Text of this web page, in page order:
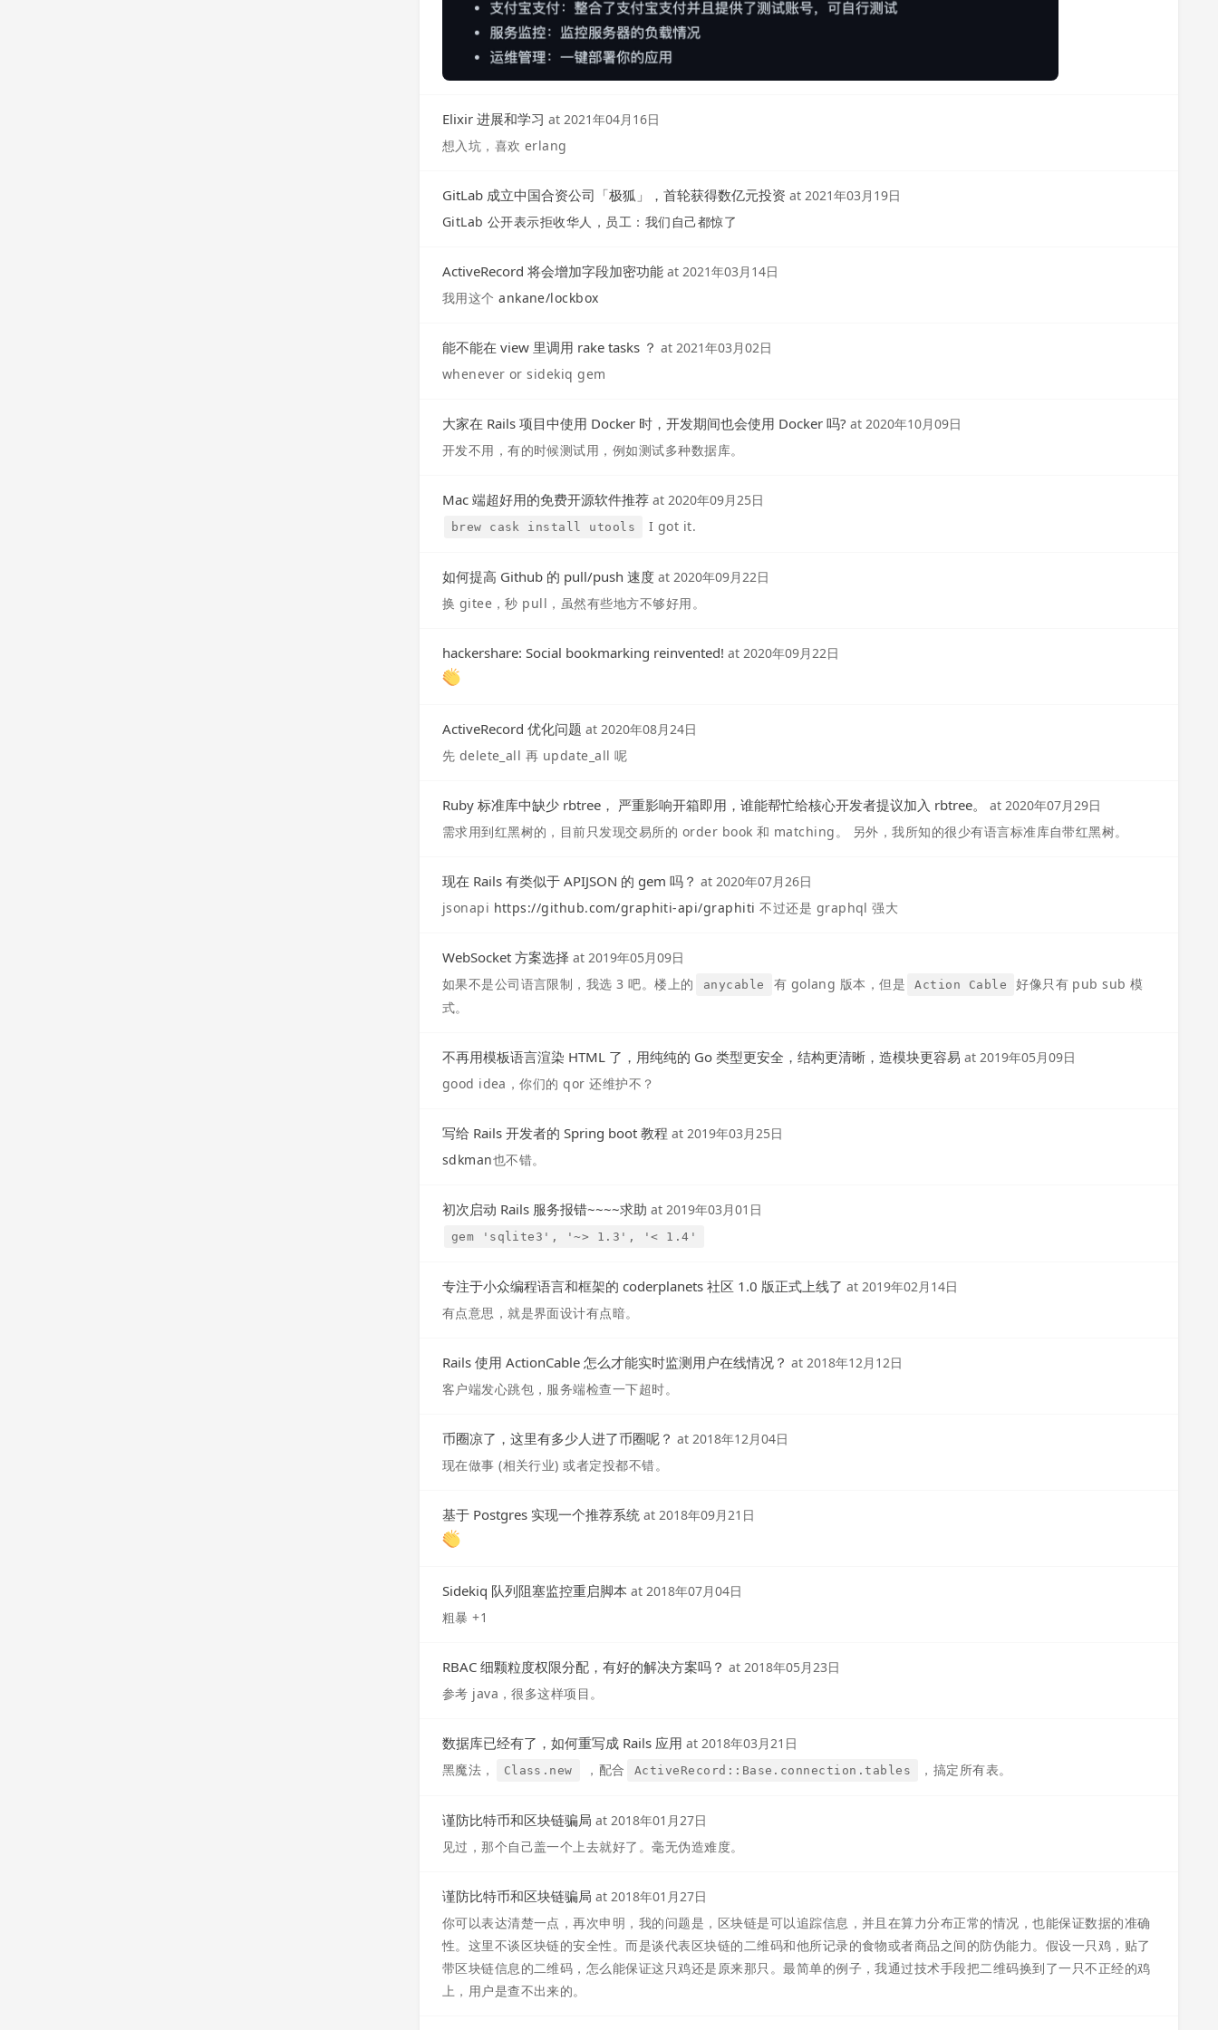
Elixir 进展和学习 at 2021年04月16日
想入坑，喜欢 erlang
GitLab 成立中国合资公司「极狐」，首轮获得数亿元投资 at 2021年03月19日
GitLab 公开表示拒收华人，员工：我们自己都惊了
ActiveRecord 将会增加字段加密功能 at 2021年03月14日
我用这个ankane/lockbox
能不能在 view 里调用 rake tasks ？ at 2021年03月02日
whenever or sidekiq gem
大家在 Rails 项目中使用 Docker 时，开发期间也会使用 Docker 吗? at 2020年10月09日
开发不用，有的时候测试用，例如测试多种数据库。
Mac 端超好用的免费开源软件推荐 at 2020年09月25日
brew cask install utools I got it.
如何提高 Github 的 pull/push 速度 at 2020年09月22日
换 gitee，秒 pull，虽然有些地方不够好用。
hackershare: Social bookmarking reinvented! at 2020年09月22日
ActiveRecord 优化问题 at 2020年08月24日
先 delete_all 再 update_all 呢
Ruby 标准库中缺少 rbtree， 严重影响开箱即用，谁能帮忙给核心开发者提议加入 rbtree。 at 2020年07月29日
需求用到红黑树的，目前只发现交易所的 order book 和 matching。 另外，我所知的很少有语言标准库自带红黑树。
现在 Rails 有类似于 APIJSON 的 gem 吗？ at 2020年07月26日
jsonapi https://github.com/graphiti-api/graphiti 不过还是 graphql 强大
WebSocket 方案选择 at 2019年05月09日
如果不是公司语言限制，我选 3 吧。楼上的
anycable 有 golang 版本，但是 Action Cable
好像只有 pub sub 模
式。
不再用模板语言渲染 HTML 了，用纯纯的 Go 类型更安全，结构更清晰，造模块更容易 at 2019年05月09日
good idea，你们的 qor 还维护不？
写给 Rails 开发者的 Spring boot 教程 at 2019年03月25日
sdkman也不错。
初次启动 Rails 服务报错~~~~求助 at 2019年03月01日
gem 'sqlite3', '~> 1.3', '< 1.4'
专注于小众编程语言和框架的 coderplanets 社区 1.0 版正式上线了 at 2019年02月14日
有点意思，就是界面设计有点暗。
Rails 使用 ActionCable 怎么才能实时监测用户在线情况？ at 2018年12月12日
客户端发心跳包，服务端检查一下超时。
币圈凉了，这里有多少人进了币圈呢？ at 2018年12月04日
现在做事 (相关行业) 或者定投都不错。
基于 Postgres 实现一个推荐系统 at 2018年09月21日
Sidekiq 队列阻塞监控重启脚本 at 2018年07月04日
粗暴 +1
RBAC 细颗粒度权限分配，有好的解决方案吗？ at 2018年05月23日
参考 java，很多这样项目。
数据库已经有了，如何重写成 Rails 应用 at 2018年03月21日
黑魔法，
Class.new ，配合 ActiveRecord::Base.connection.tables ，搞定所有表。
谨防比特币和区块链骗局 at 2018年01月27日
见过，那个自己盖一个上去就好了。毫无伪造难度。
谨防比特币和区块链骗局 at 2018年01月27日
你可以表达清楚一点，再次申明，我的问题是，区块链是可以追踪信息，并且在算力分布正常的情况，也能保证数据的准确
性。这里不谈区块链的安全性。而是谈代表区块链的二维码和他所记录的食物或者商品之间的防伪能力。假设一只鸡，贴了
带区块链信息的二维码，怎么能保证这只鸡还是原来那只。最简单的例子，我通过技术手段把二维码换到了一只不正经的鸡
上，用户是查不出来的。